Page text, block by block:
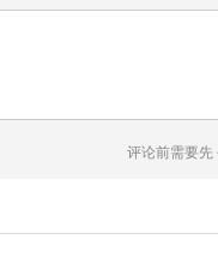
评论前需要先